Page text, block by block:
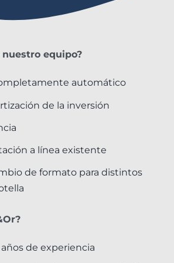
nuestro equipo?
automático
de la inversión
a línea existente
de formato para distintos
de experiencia